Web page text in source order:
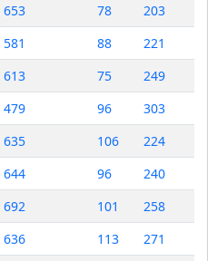
653 78
203
581 88
221
613 75
249
479 96
303
635 106
224
644 96
240
692 101
258
636 113
271